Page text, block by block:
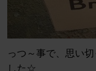
っつ～事で、思い
した☆